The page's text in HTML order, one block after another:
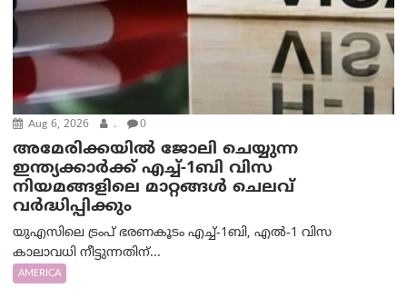
Aug 6, 2026 . 0
അമേരിക്കയില്‍ ജോലി ചെയ്യുന്ന
ഇന്ത്യക്കാർക്ക് എച്ച്-1ബി വിസ
നിയമങ്ങളിലെ മാറ്റങ്ങൾ ചെലവ്
വർദ്ധിപ്പിക്കും
യുഎസിലെ ട്രംപ് ഭരണകൂടം എച്ച്-1ബി, എൽ-1 വിസ
കാലാവധി നീട്ടുന്നതിന്...
AMERICA